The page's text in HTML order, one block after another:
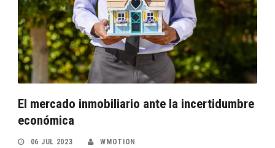
El mercado inmobiliario ante la incertidumbre
económica
06 JUL 2023 WMOTION